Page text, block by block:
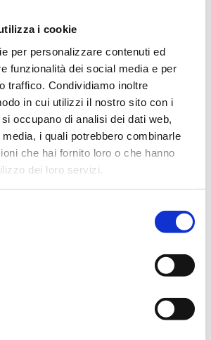
i cookie
per personalizzare contenuti ed
funzionalità dei social media e per
traffico. Condividiamo inoltre
in cui utilizzi il nostro sito con i
occupano di analisi dei dati web,
i quali potrebbero combinarle
che hai fornito loro o che hanno
dei loro servizi.
storico: 26
13.890
(